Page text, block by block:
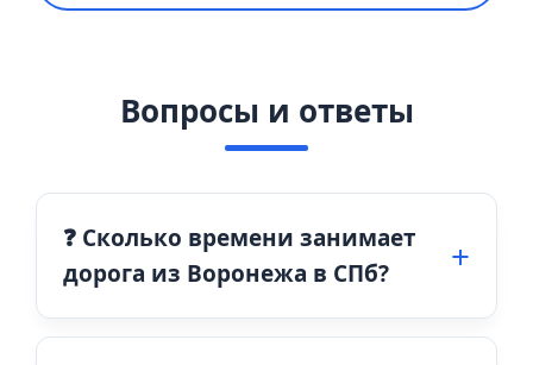
Вопросы и ответы
❓ Сколько времени занимает
дорога из Воронежа в СПб?